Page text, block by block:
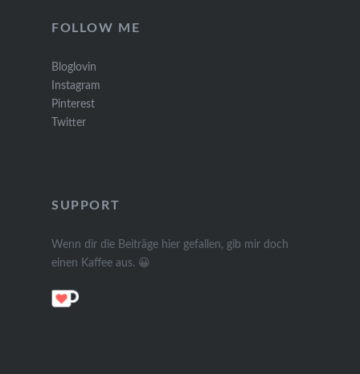
FOLLOW ME
Bloglovin
Instagram
Pinterest
Twitter
SUPPORT
Wenn dir die Beiträge hier gefallen, gib mir doch
einen Kaffee aus. 😀